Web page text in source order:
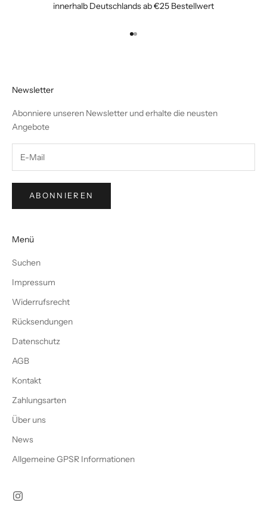
innerhalb Deutschlands ab €25 Bestellwert
Gehe zu Element 1
Gehe zu Element 2
Newsletter
Abonniere unseren Newsletter und erhalte die neusten
Angebote
ABONNIEREN
Menü
Suchen
Impressum
Widerrufsrecht
Rücksendungen
Datenschutz
AGB
Kontakt
Zahlungsarten
Über uns
News
Allgemeine GPSR Informationen